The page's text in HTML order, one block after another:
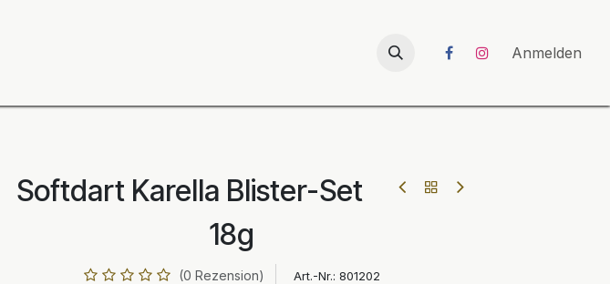
UNICORN-Launch 2026 Anmelden
Softdart Karella Blister-Set
18g
(0 Rezension) Art.-Nr.: 801202